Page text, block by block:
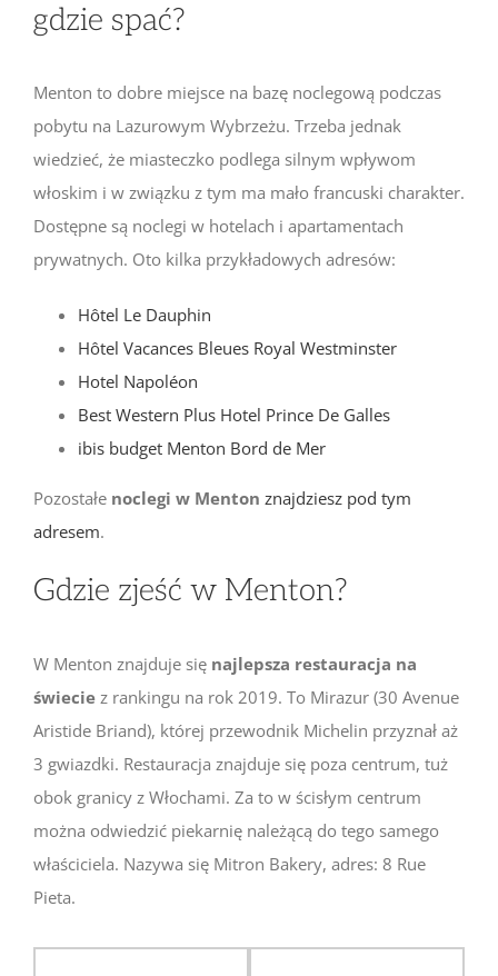
gdzie spać?
Menton to dobre miejsce na bazę noclegową podczas
pobytu na Lazurowym Wybrzeżu. Trzeba jednak
wiedzieć, że miasteczko podlega silnym wpływom
włoskim i w związku z tym ma mało francuski charakter.
Dostępne są noclegi w hotelach i apartamentach
prywatnych. Oto kilka przykładowych adresów:
Hôtel Le Dauphin
Hôtel Vacances Bleues Royal Westminster
Hotel Napoléon
Best Western Plus Hotel Prince De Galles
ibis budget Menton Bord de Mer
Pozostałe noclegi w Menton znajdziesz pod tym
adresem.
Gdzie zjeść w Menton?
W Menton znajduje się najlepsza restauracja na
świecie z rankingu na rok 2019. To Mirazur (30 Avenue
Aristide Briand), której przewodnik Michelin przyznał aż
3 gwiazdki. Restauracja znajduje się poza centrum, tuż
obok granicy z Włochami. Za to w ścisłym centrum
można odwiedzić piekarnię należącą do tego samego
właściciela. Nazywa się Mitron Bakery, adres: 8 Rue
Pieta.